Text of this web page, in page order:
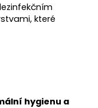
které
hygienu a